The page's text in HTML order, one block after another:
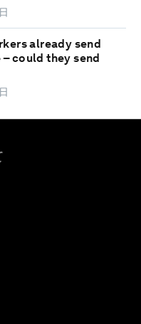
already send
– could they send